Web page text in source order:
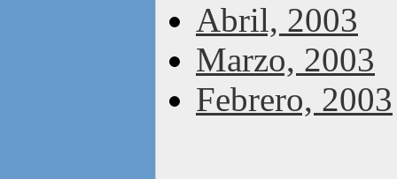
Abril, 2003
Marzo, 2003
Febrero, 2003